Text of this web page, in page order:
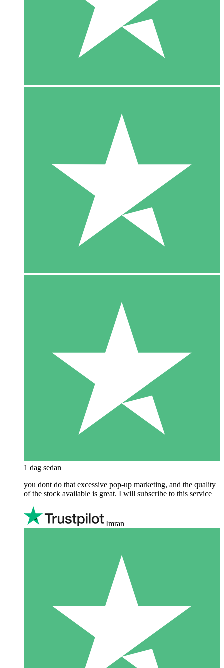
1 dag sedan
you dont do that excessive pop-up marketing, and the quality
of the stock available is great. I will subscribe to this service
Imran